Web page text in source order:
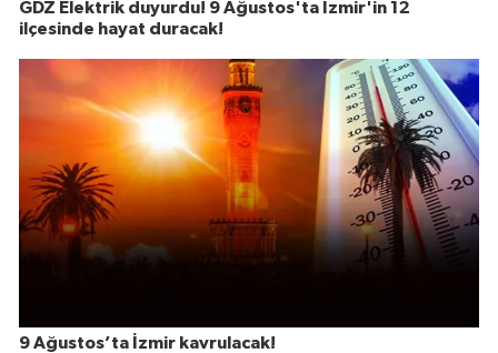
GDZ Elektrik duyurdu! 9 Ağustos'ta İzmir'in 12
ilçesinde hayat duracak!
9 Ağustos’ta İzmir kavrulacak!